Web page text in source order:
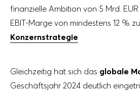
finanzielle Ambition von 5 Mrd. EUR
EBIT-Marge von mindestens 12 %
Konzernstrategie
Gleichzeitig hat sich das globale
Geschäftsjahr 2024 deutlich